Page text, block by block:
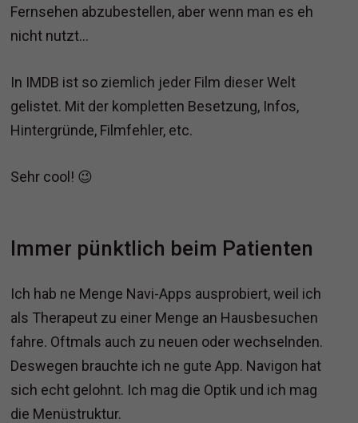
Fernsehen abzubestellen, aber wenn man es eh
nicht nutzt…
In IMDB ist so ziemlich jeder Film dieser Welt
gelistet. Mit der kompletten Besetzung, Infos,
Hintergründe, Filmfehler, etc.
Sehr cool! 😉
Immer pünktlich beim Patienten
Ich hab ne Menge Navi-Apps ausprobiert, weil ich
als Therapeut zu einer Menge an Hausbesuchen
fahre. Oftmals auch zu neuen oder wechselnden.
Deswegen brauchte ich ne gute App. Navigon hat
sich echt gelohnt. Ich mag die Optik und ich mag
die Menüstruktur.